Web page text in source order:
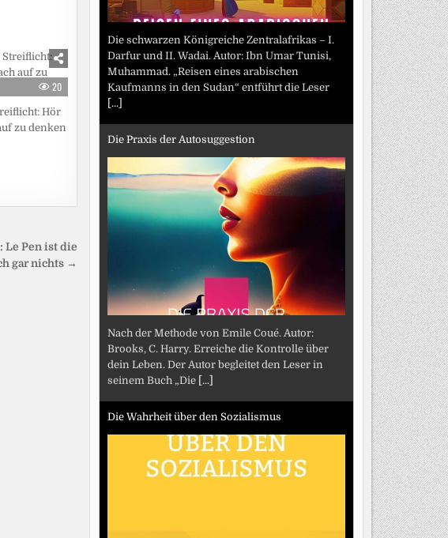
20
Hör
zu denken
Le Pen ist die
gar nichts →
Die schwarzen Königreiche Zentralafrikas – I.
Darfur und II. Wadai. Autor: Ibn Umar Tunisi,
Muhammad. „Reisen eines arabischen
Kaufmanns in den Sudan“ entführt die Leser
[...]
Die Praxis der Autosuggestion
Nach der Methode von Emile Coué. Autor:
Brooks, C. Harry. Erreiche die Kontrolle über
dein Leben. Der Autor begleitet den Leser in
seinem Buch „Die [...]
Die Wahrheit über den Sozialismus